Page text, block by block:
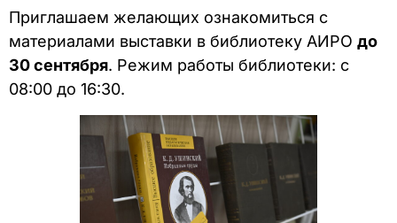
Приглашаем желающих ознакомиться с
материалами выставки в библиотеку АИРО до
30 сентября. Режим работы библиотеки: с
08:00 до 16:30.